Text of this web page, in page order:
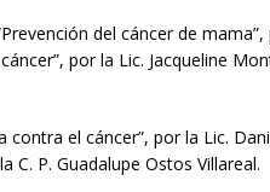
del cáncer de
por la Lic. Jacqueline
el cáncer”, por la Lic.
C. P. Guadalupe Ostos Villareal.